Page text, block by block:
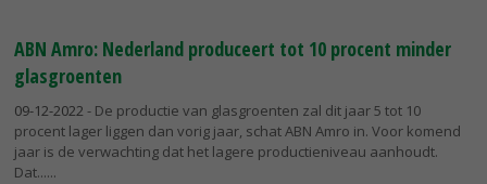
ABN Amro: Nederland produceert tot 10 procent minder
glasgroenten
09-12-2022 - De productie van glasgroenten zal dit jaar 5 tot 10
procent lager liggen dan vorig jaar, schat ABN Amro in. Voor komend
jaar is de verwachting dat het lagere productieniveau aanhoudt.
Dat...